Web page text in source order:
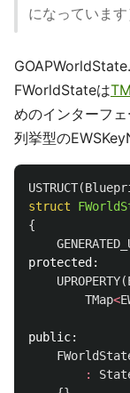
になっています
FWorldStateは
めのインターフ
列挙型の
USTRUCT(
struct
{
protected:
UPROPERTY(
TMap<
public:
: